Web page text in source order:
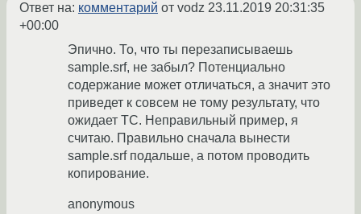
Ответ на: комментарий от vodz 23.11.2019 20:31:35
+00:00
Эпично. То, что ты перезаписываешь
sample.srf, не забыл? Потенциально
содержание может отличаться, а значит это
приведет к совсем не тому результату, что
ожидает ТС. Неправильный пример, я
считаю. Правильно сначала вынести
sample.srf подальше, а потом проводить
копирование.
anonymous